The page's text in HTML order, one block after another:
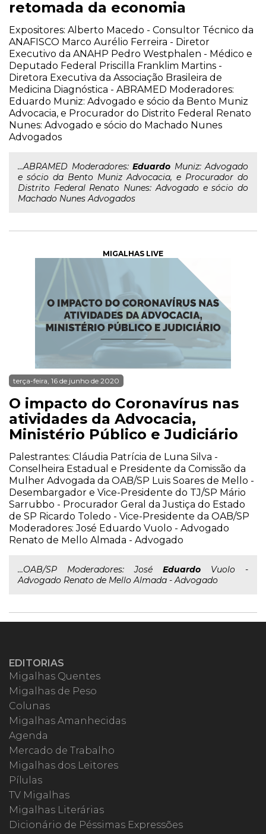
retomada da economia
Expositores: Alberto Macedo - Consultor Técnico da
ANAFISCO Marco Aurélio Ferreira - Diretor
Executivo da ANAHP Pedro Westphalen - Médico e
Deputado Federal Priscilla Franklim Martins -
Diretora Executiva da Associação Brasileira de
Medicina Diagnóstica - ABRAMED Moderadores:
Eduardo Muniz: Advogado e sócio da Bento Muniz
Advocacia, e Procurador do Distrito Federal Renato
Nunes: Advogado e sócio do Machado Nunes
Advogados
...ABRAMED Moderadores: Eduardo Muniz: Advogado
e sócio da Bento Muniz Advocacia, e Procurador do
Distrito Federal Renato Nunes: Advogado e sócio do
Machado Nunes Advogados
MIGALHAS LIVE
terça-feira, 16 de junho de 2020
O impacto do Coronavírus nas
atividades da Advocacia,
Ministério Público e Judiciário
Palestrantes: Cláudia Patrícia de Luna Silva -
Conselheira Estadual e Presidente da Comissão da
Mulher Advogada da OAB/SP Luis Soares de Mello -
Desembargador e Vice-Presidente do TJ/SP Mário
Sarrubbo - Procurador Geral da Justiça do Estado
de SP Ricardo Toledo - Vice-Presidente da OAB/SP
Moderadores: José Eduardo Vuolo - Advogado
Renato de Mello Almada - Advogado
...OAB/SP Moderadores: José Eduardo Vuolo -
Advogado Renato de Mello Almada - Advogado
EDITORIAS
Migalhas Quentes
Migalhas de Peso
Colunas
Migalhas Amanhecidas
Agenda
Mercado de Trabalho
Migalhas dos Leitores
Pílulas
TV Migalhas
Migalhas Literárias
Dicionário de Péssimas Expressões